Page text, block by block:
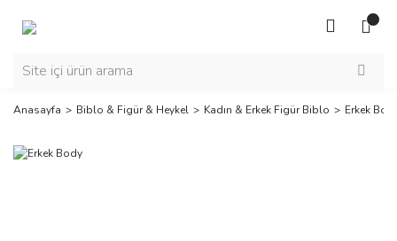
Anasayfa Biblo & Figür & Heykel Kadın & Erkek Figür Biblo Erkek